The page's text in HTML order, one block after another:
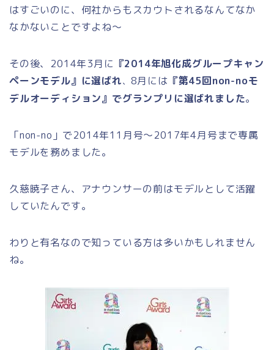
はすごいのに、何社からもスカウトされるなんてなか
なかないことですよね～
その後、2014年3月に 『2014年旭化成グループキャン
ペーンモデル』に選ばれ、 8月には 『第45回non-noモ
デルオーディション』でグランプリに選ばれました。
「non-no」で2014年11月号～2017年4月号まで専属
モデルを務めました。
久慈暁子さん、アナウンサーの前はモデルとして活躍
していたんです。
わりと有名なので知っている方は多いかもしれません
ね。